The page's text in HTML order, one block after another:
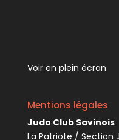
Voir en plein écran
Mentions légales
Judo Club Savinois
La Patriote / Section